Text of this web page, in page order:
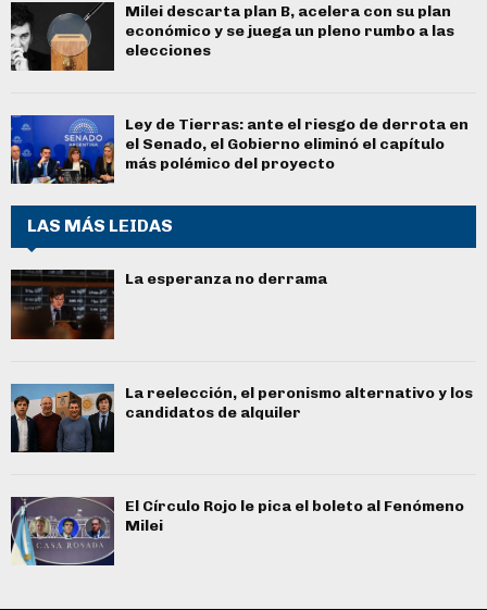
Milei descarta plan B, acelera con su plan
económico y se juega un pleno rumbo a las
elecciones
Ley de Tierras: ante el riesgo de derrota en
el Senado, el Gobierno eliminó el capítulo
más polémico del proyecto
LAS MÁS LEIDAS
La esperanza no derrama
La reelección, el peronismo alternativo y los
candidatos de alquiler
El Círculo Rojo le pica el boleto al Fenómeno
Milei